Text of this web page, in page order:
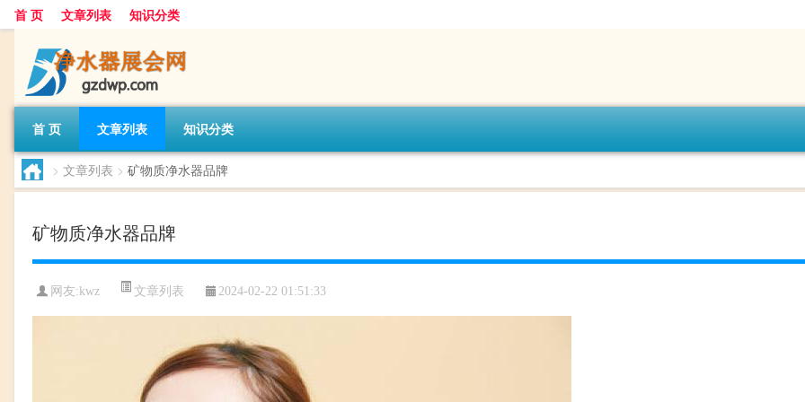
首 页 文章列表 知识分类
首 页 文章列表 知识分类
> 文章列表 > 矿物质净水器品牌
矿物质净水器品牌
网友: kwz 文章列表 2024-02-22 01:51:33